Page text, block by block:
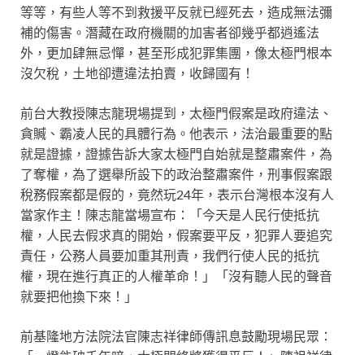
等等，有些人等不到救援平反就已經死去，造成無法彌
補的傷害。潛藏在政府機關的加害者卻幾乎都逍遙法
外，更加肆無忌憚，甚至形成犯罪集團，像太極門根本
沒欠稅，土地卻遭違法拍賣，收歸國有！
前台大教授陳志龍現場提到，太極門假案是政府違法、
貪贓、霸凌人民的具體行為。他表示，法治最重要的點
就是證據，證據告訴大家太極門自始就是整肅案件，為
了奪權，為了選舉所設下的政治整肅案件，刑事假案跟
稅務假案都是假的，竟然玩24年，表示台灣根本沒有人
當家作主！陳志龍當場宣布：「今天是人民行使抵抗
權，人民去假求真的開始，假案要平反，犯罪人要追究
責任，公務人員要加重其刑責，我們行使人民的抵抗
權，現在進行真正的人權革命！」「沒有聽人民的聲音
就要把他換下來！」
前基隆地方法院法官陳志祥律師傳訊息鼓勵現場民眾：